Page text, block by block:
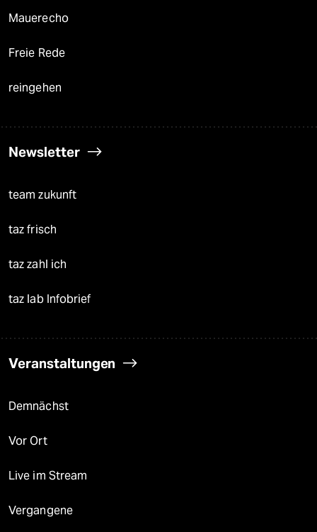
Mauerecho
Freie Rede
reingehen
Newsletter
team zukunft
taz frisch
taz zahl ich
taz lab Infobrief
Veranstaltungen
Demnächst
Vor Ort
Live im Stream
Vergangene